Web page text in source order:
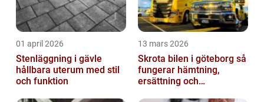
01 april 2026
Stenläggning i gävle
hållbara uterum med stil
och funktion
13 mars 2026
Skrota bilen i göteborg så
fungerar hämtning,
ersättning och